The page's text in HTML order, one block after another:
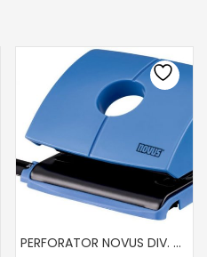
PERFORATOR NOVUS DIV. CUL.